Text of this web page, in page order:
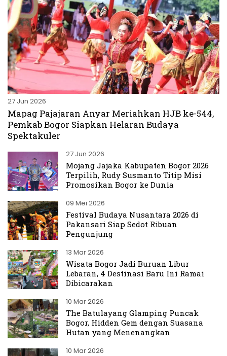
27 Jun 2026
Mapag Pajajaran Anyar Meriahkan HJB ke-544,
Pemkab Bogor Siapkan Helaran Budaya
Spektakuler
27 Jun 2026
Mojang Jajaka Kabupaten Bogor 2026
Terpilih, Rudy Susmanto Titip Misi
Promosikan Bogor ke Dunia
09 Mei 2026
Festival Budaya Nusantara 2026 di
Pakansari Siap Sedot Ribuan
Pengunjung
13 Mar 2026
Wisata Bogor Jadi Buruan Libur
Lebaran, 4 Destinasi Baru Ini Ramai
Dibicarakan
10 Mar 2026
The Batulayang Glamping Puncak
Bogor, Hidden Gem dengan Suasana
Hutan yang Menenangkan
10 Mar 2026